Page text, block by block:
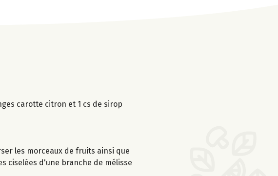
carotte citron et 1 cs de sirop
les morceaux de fruits ainsi que
ciselées d'une branche de mélisse